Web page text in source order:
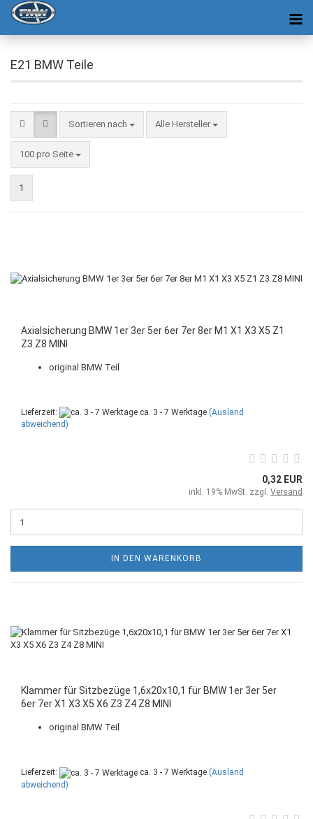
E21 BMW Teile
Sortieren nach Alle Hersteller
100 pro Seite
1
Axialsicherung BMW 1er 3er 5er 6er 7er 8er M1 X1 X3 X5 Z1
Z3 Z8 MINI
original BMW Teil
Lieferzeit: ca. 3 - 7 Werktage (Ausland
abweichend)
0,32 EUR
inkl. 19% MwSt. zzgl. Versand
IN DEN WARENKORB
Klammer für Sitzbezüge 1,6x20x10,1 für BMW 1er 3er 5er
6er 7er X1 X3 X5 X6 Z3 Z4 Z8 MINI
original BMW Teil
Lieferzeit: ca. 3 - 7 Werktage (Ausland
abweichend)